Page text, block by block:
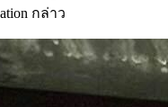
กล่าว